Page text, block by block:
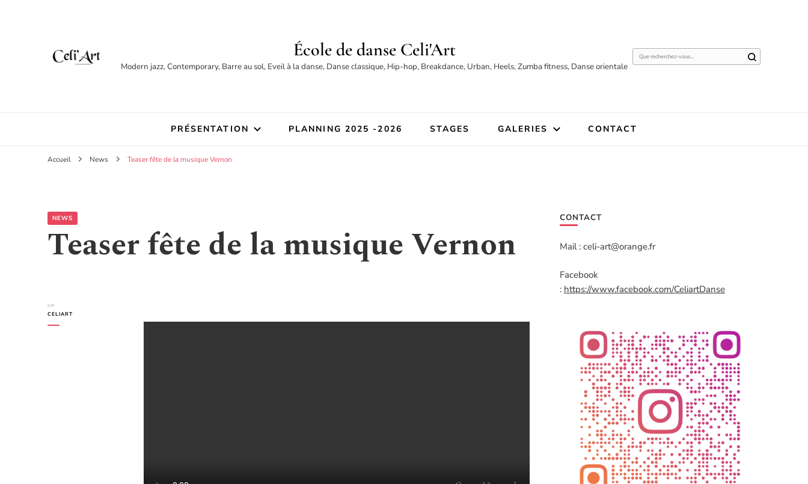
École de danse Celi'Art
Modern jazz, Contemporary, Barre au sol, Eveil à la danse, Danse classique, Hip-hop, Breakdance, Urban, Heels, Zumba fitness, Danse orientale
Vous
PRÉSENTATION PLANNING 2025 -2026 STAGES GALERIES CONTACT
Accueil News Teaser fête de la musique Vernon
NEWS
Teaser fête de la musique Vernon
par
CELIART
CONTACT
Mail : celi-art@orange.fr
Facebook
: https://www.facebook.com/CeliartDanse